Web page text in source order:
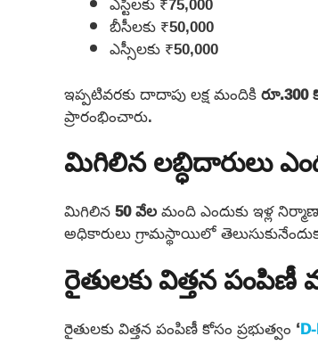
బీసీలకు ₹50,000
ఎస్సీలకు ₹50,000
ఇప్పటివరకు దాదాపు లక్ష మందికిరూ.300
ప్రారంభించారు.
మిగిలిన లబ్ధిదారులు
మిగిలిన50 వేలమంది ఎందుకు ఇళ్ల
అధికారులు గ్రామస్థాయిలో
రైతులకు విత్తన పంపిణీ
రైతులకు విత్తన పంపిణీ కోసం ప్రభుత్వం ‘